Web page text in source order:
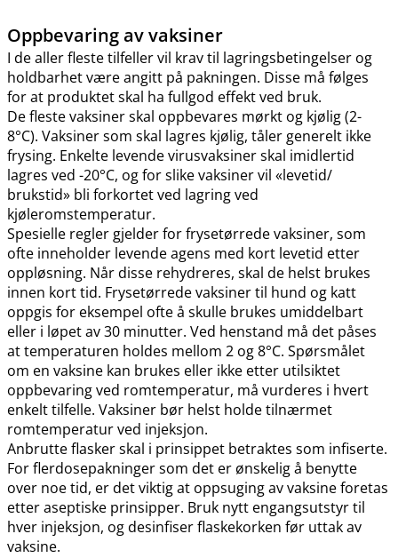
Oppbevaring av vaksiner
I de aller fleste tilfeller vil krav til lagringsbetingelser og
holdbarhet være angitt på pakningen. Disse må følges
for at produktet skal ha fullgod effekt ved bruk.
De fleste vaksiner skal oppbevares mørkt og kjølig (2-
8°C). Vaksiner som skal lagres kjølig, tåler generelt ikke
frysing. Enkelte levende virusvaksiner skal imidlertid
lagres ved -20°C, og for slike vaksiner vil «levetid​/​
brukstid» bli forkortet ved lagring ved
kjøleromstemperatur.
Spesielle regler gjelder for frysetørrede vaksiner, som
ofte inneholder levende agens med kort levetid etter
oppløsning. Når disse rehydreres, skal de helst brukes
innen kort tid. Frysetørrede vaksiner til hund og katt
oppgis for eksempel ofte å skulle brukes umiddelbart
eller i løpet av 30 minutter. Ved henstand må det påses
at temperaturen holdes mellom 2 og 8°C. Spørsmålet
om en vaksine kan brukes eller ikke etter utilsiktet
oppbevaring ved romtemperatur, må vurderes i hvert
enkelt tilfelle. Vaksiner bør helst holde tilnærmet
romtemperatur ved injeksjon.
Anbrutte flasker skal i prinsippet betraktes som infiserte.
For flerdosepakninger som det er ønskelig å benytte
over noe tid, er det viktig at oppsuging av vaksine foretas
etter aseptiske prinsipper. Bruk nytt engangsutstyr til
hver injeksjon, og desinfiser flaskekorken før uttak av
vaksine.